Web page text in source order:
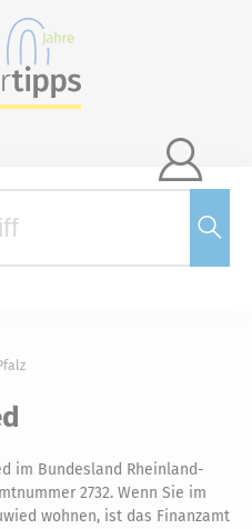

im Bundesland Rheinland-
2732. Wenn Sie im
wohnen, ist das Finanzamt